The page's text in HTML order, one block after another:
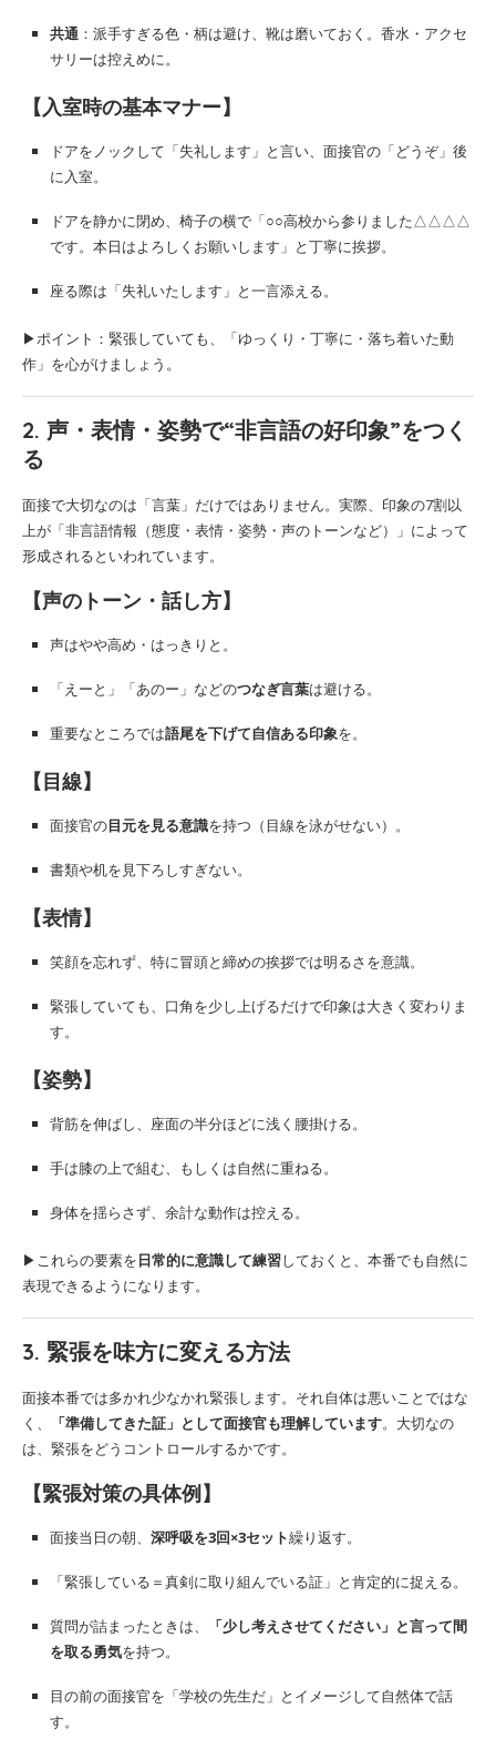
共通 ：派手すぎる色・柄は避け、靴は磨いておく。香水・アクセ
サリーは控えめに。
【入室時の基本マナー】
ドアをノックして「失礼します」と言い、面接官の「どうぞ」後
に入室。
ドアを静かに閉め、椅子の横で「○○高校から参りました△△△△
です。本日はよろしくお願いします」と丁寧に挨拶。
座る際は「失礼いたします」と一言添える。
▶ポイント：緊張していても、「ゆっくり・丁寧に・落ち着いた動
作」を心がけましょう。
2. 声・表情・姿勢で“非言語の好印象”をつく
る
面接で大切なのは「言葉」だけではありません。実際、印象の7割以
上が「非言語情報（態度・表情・姿勢・声のトーンなど）」によって
形成されるといわれています。
【声のトーン・話し方】
声はやや高め・はっきりと。
「えーと」「あのー」などのつなぎ言葉は避ける。
重要なところでは語尾を下げて自信ある印象を。
【目線】
面接官の目元を見る意識を持つ（目線を泳がせない）。
書類や机を見下ろしすぎない。
【表情】
笑顔を忘れず、特に冒頭と締めの挨拶では明るさを意識。
緊張していても、口角を少し上げるだけで印象は大きく変わりま
す。
【姿勢】
背筋を伸ばし、座面の半分ほどに浅く腰掛ける。
手は膝の上で組む、もしくは自然に重ねる。
身体を揺らさず、余計な動作は控える。
▶これらの要素を日常的に意識して練習しておくと、本番でも自然に
表現できるようになります。
3. 緊張を味方に変える方法
面接本番では多かれ少なかれ緊張します。それ自体は悪いことではな
く、
「準備してきた証」として面接官も理解しています。大切なの
は、緊張をどうコントロールするかです。
【緊張対策の具体例】
面接当日の朝、 深呼吸を3回×3セット繰り返す。
「緊張している＝真剣に取り組んでいる証」と肯定的に捉える。
質問が詰まったときは、
「少し考えさせてください」と言って間
を取る勇気を持つ。
目の前の面接官を「学校の先生だ」とイメージして自然体で話
す。